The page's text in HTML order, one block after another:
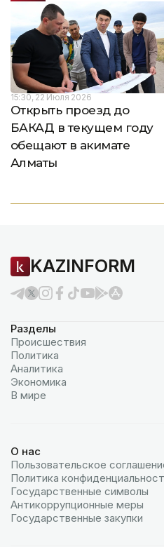
15:30, 22 Июля 2026
Открыть проезд до
БАКАД в текущем году
обещают в акимате
Алматы
KAZINFORM
Разделы
Происшествия
Политика
Аналитика
Экономика
В мире
О нас
Пользовательское
Политика
Государственные символы
Антикоррупционные меры
Государственные закупки